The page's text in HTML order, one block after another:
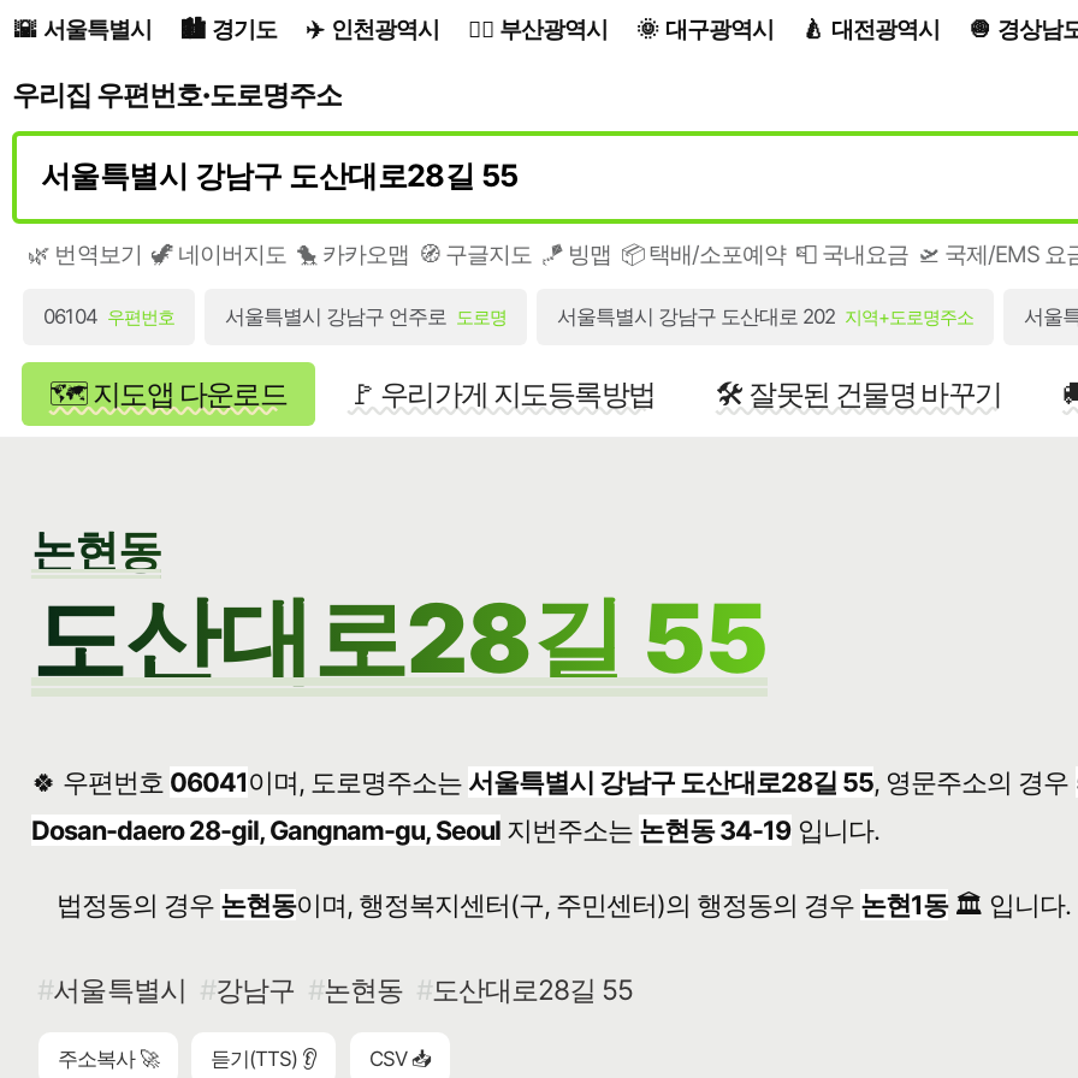
서울특별시 경기도 인천광역시 부산광역시 대구광역시 대전광역시 경상남
우리집 우편번호·도로명주소
🌿 번역보기 🦖 네이버지도 🐤 카카오맵 🧭 구글지도 🪁 빙맵 📦 택배/소포예약 📮 국내요금 🛫 국제/EMS 요
06104 우편번호 서울특별시 강남구 언주로 도로명 서울특별시 강남구 도산대로 202 지역+도로명주소 서울
🗺️ 지도앱 다운로드 🚩 우리가게 지도등록방법 🛠️ 잘못된 건물명 바꾸기
논현동
도산대로28길 55
🍀 우편번호 06041이며, 도로명주소는 서울특별시 강남구 도산대로28길 55, 영문주소의 경우
Dosan-daero 28-gil, Gangnam-gu, Seoul 지번주소는 논현동 34-19입니다.
법정동의 경우 논현동이며, 행정복지센터(구, 주민센터)의 행정동의 경우 논현1동🏛️ 입니다.
서울특별시 강남구 논현동 도산대로28길 55
주소복사 🚀 듣기(TTS) 👂 CSV 📥